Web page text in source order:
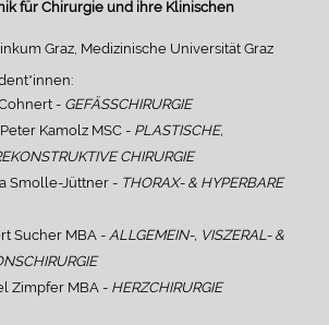
für Chirurgie und ihre Klinischen
Graz, Medizinische Universität Graz
- GEFÄSSCHIRURGIE
Kamolz MSC - PLASTISCHE,
CHIRURGIE
Smolle-Jüttner - THORAX- & HYPERBARE
Sucher MBA - ALLGEMEIN-, VISZERAL- &
Zimpfer MBA - HERZCHIRURGIE